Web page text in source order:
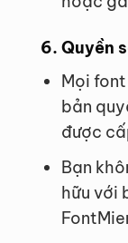
6. Quyền
Mọi
bản
được
Bạn
hữu với